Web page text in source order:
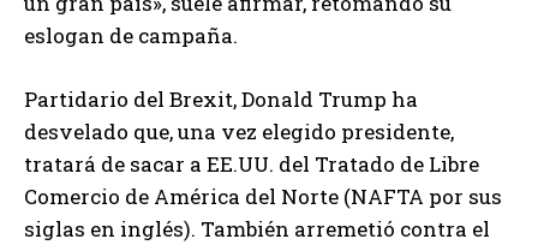
eslogan de campaña.
Partidario del Brexit, Donald Trump ha
desvelado que, una vez elegido presidente,
tratará de sacar a EE.UU. del Tratado de Libre
Comercio de América del Norte (NAFTA por sus
siglas en inglés). También arremetió contra el